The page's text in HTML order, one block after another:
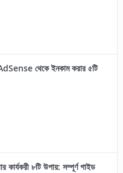
থেকে ইনকাম করার ৫টি
কার্যকরী ৮টি উপায়: সম্পূর্ণ গাইড